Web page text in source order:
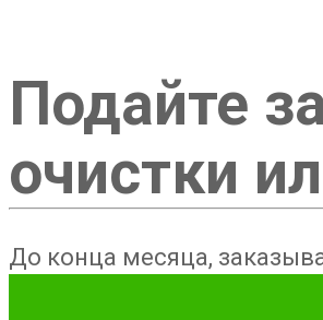
Подайте
очистки
До конца месяца,